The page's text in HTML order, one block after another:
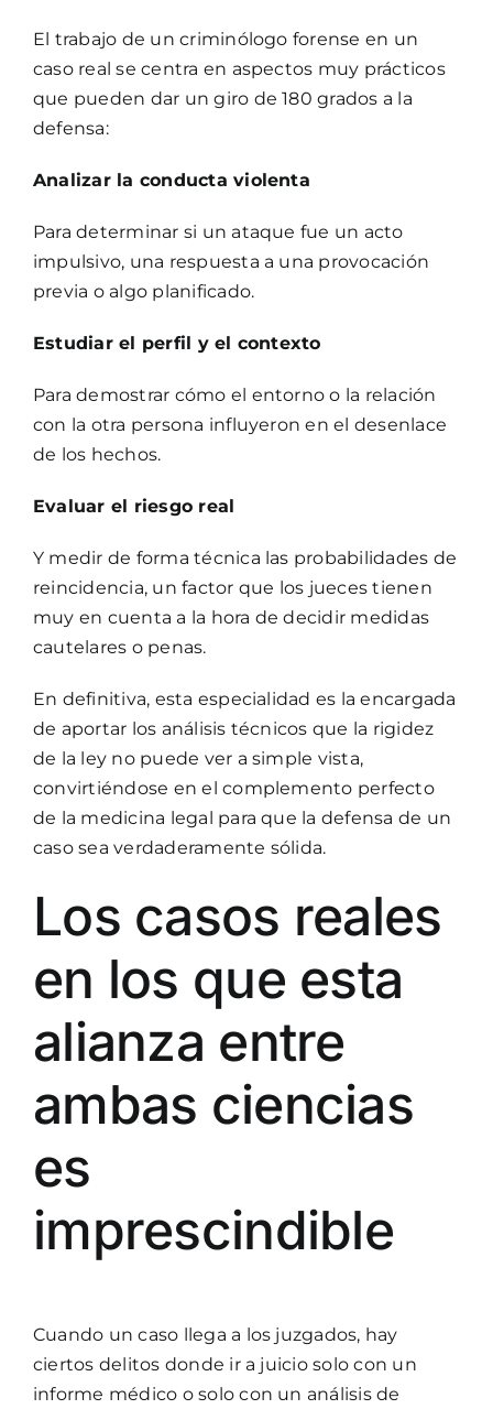
El trabajo de un criminólogo forense en un
caso real se centra en aspectos muy prácticos
que pueden dar un giro de 180 grados a la
defensa:
Analizar la conducta violenta
Para determinar si un ataque fue un acto
impulsivo, una respuesta a una provocación
previa o algo planificado.
Estudiar el perfil y el contexto
Para demostrar cómo el entorno o la relación
con la otra persona influyeron en el desenlace
de los hechos.
Evaluar el riesgo real
Y medir de forma técnica las probabilidades de
reincidencia, un factor que los jueces tienen
muy en cuenta a la hora de decidir medidas
cautelares o penas.
En definitiva, esta especialidad es la encargada
de aportar los análisis técnicos que la rigidez
de la ley no puede ver a simple vista,
convirtiéndose en el complemento perfecto
de la medicina legal para que la defensa de un
caso sea verdaderamente sólida.
Los casos reales
en los que esta
alianza entre
ambas ciencias
es
imprescindible
Cuando un caso llega a los juzgados, hay
ciertos delitos donde ir a juicio solo con un
informe médico o solo con un análisis de